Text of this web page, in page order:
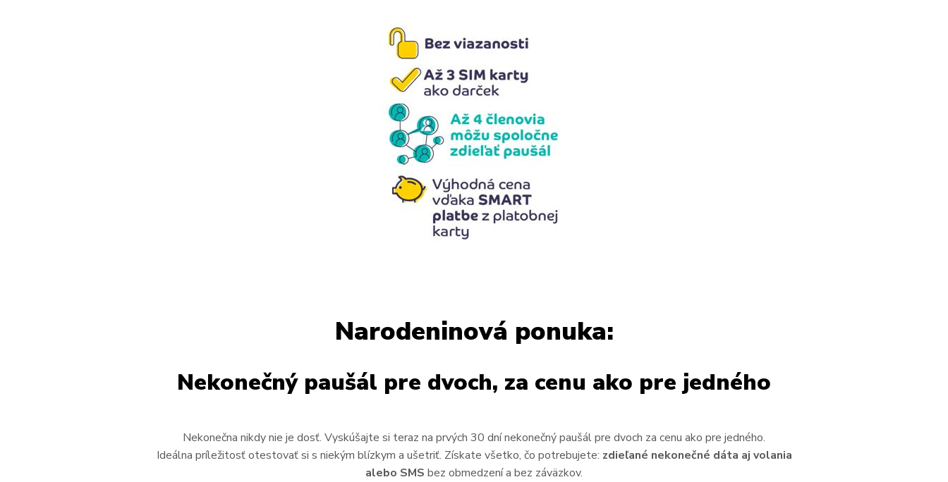
Narodeninová ponuka:
Nekonečný paušál pre dvoch, za cenu ako pre jedného
Nekonečna nikdy nie je dosť. Vyskúšajte si teraz na prvých 30 dní nekonečný paušál pre dvoch za cenu ako pre jedného.
Ideálna príležitosť otestovať si s niekým blízkym a ušetriť. Získate všetko, čo potrebujete: zdieľané nekonečné dáta aj volania
alebo SMS bez obmedzení a bez záväzkov.